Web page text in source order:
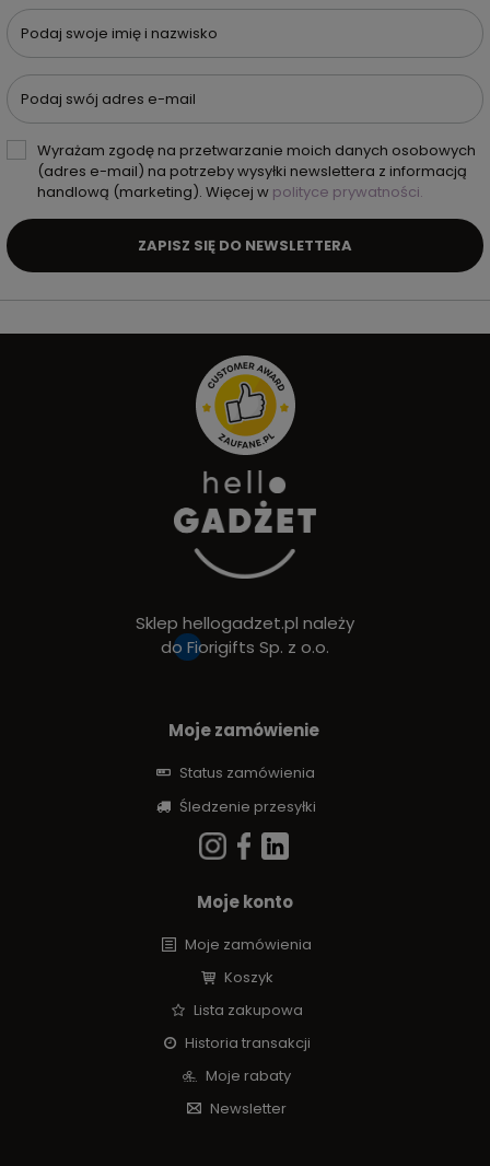
Podaj swoje imię i nazwisko
Podaj swój adres e-mail
Wyrażam zgodę na przetwarzanie moich danych osobowych
(adres e-mail) na potrzeby wysyłki newslettera z informacją
handlową (marketing). Więcej w polityce prywatności.
ZAPISZ SIĘ DO NEWSLETTERA
Sklep hellogadzet.pl należy
do Fiorigifts Sp. z o.o.
Moje zamówienie
Status zamówienia
Śledzenie przesyłki
Moje konto
Moje zamówienia
Koszyk
Lista zakupowa
Historia transakcji
Moje rabaty
Newsletter